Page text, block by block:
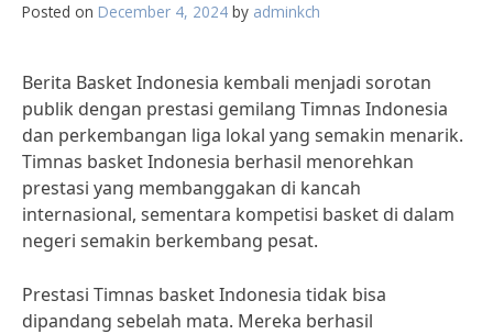
Posted on December 4, 2024 by adminkch
Berita Basket Indonesia kembali menjadi sorotan
publik dengan prestasi gemilang Timnas Indonesia
dan perkembangan liga lokal yang semakin menarik.
Timnas basket Indonesia berhasil menorehkan
prestasi yang membanggakan di kancah
internasional, sementara kompetisi basket di dalam
negeri semakin berkembang pesat.
Prestasi Timnas basket Indonesia tidak bisa
dipandang sebelah mata. Mereka berhasil